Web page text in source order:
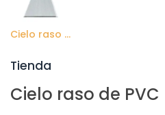
Cielo raso de PVC
Tienda
Cielo raso de PVC